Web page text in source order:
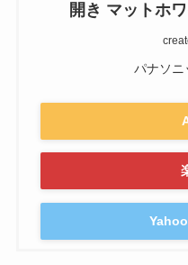
開き マットホ
パナソニ